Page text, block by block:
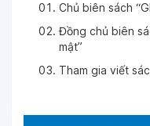
Chủ biên sách
Đồng chủ biên
mật”
Tham gia viết